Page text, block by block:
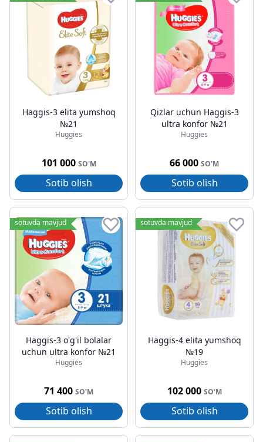
Haggis-3 elita yumshoq
№21
Huggies
101 000 SO'M
Sotib olish
Qizlar uchun Haggis-3
ultra konfor №21
Huggies
66 000 SO'M
Sotib olish
sotuvda mavjud
Haggis-3 o'g'il bolalar
uchun ultra konfor №21
Huggies
71 400 SO'M
Sotib olish
sotuvda mavjud
Haggis-4 elita yumshoq
№19
Huggies
102 000 SO'M
Sotib olish